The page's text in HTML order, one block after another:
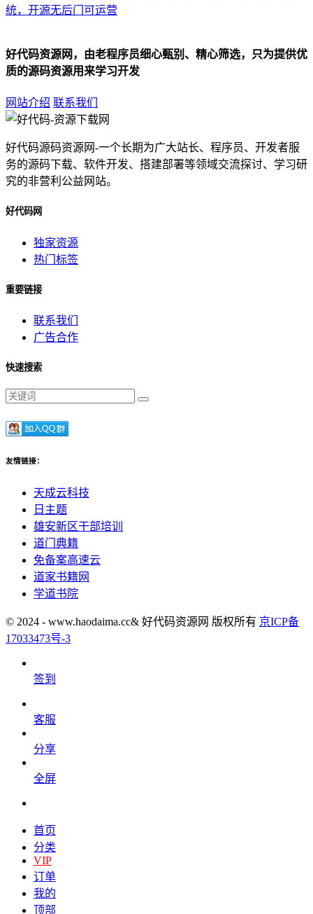
统，开源无后门可运营
好代码资源网，由老程序员细心甄别、精心筛选，只为提供优
质的源码资源用来学习开发
网站介绍 联系我们
好代码源码资源网-一个长期为广大站长、程序员、开发者服
务的源码下载、软件开发、搭建部署等领域交流探讨、学习研
究的非营利公益网站。
好代码网
独家资源
热门标签
重要链接
联系我们
广告合作
快速搜索
友情链接：
天成云科技
日主题
雄安新区干部培训
道门典籍
免备案高速云
道家书籍网
学道书院
© 2024 - www.haodaima.cc& 好代码资源网 版权所有 京ICP备
17033473号-3
签到
客服
分享
全屏
首页
分类
VIP
订单
我的
顶部